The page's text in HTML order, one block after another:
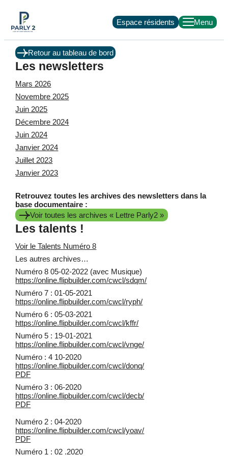
Espace résidents
Retour au tableau de bord
Les newsletters
Mars 2026
Novembre 2025
Juin 2025
Décembre 2024
Juin 2024
Janvier 2024
Juillet 2023
Janvier 2023
Retrouvez toutes les archives des newsletters dans la
base documentaire :
Voir toutes les archives « Lettre Parly2 »
Les talents !
Voir le Talents Numéro 8
Les autres archives…
Numéro 8 05-02-2022 (avec Musique)
https://online.flipbuilder.com/cwcl/sdqm/
Numéro 7 : 01-05-2021
https://online.flipbuilder.com/cwcl/ryph/
Numéro 6 : 05-03-2021
https://online.flipbuilder.com/cwcl/kffr/
Numéro 5 : 19-01-2021
https://online.flipbuilder.com/cwcl/vnge/
Numéro : 4 10-2020
https://online.flipbuilder.com/cwcl/donq/
PDF
Numéro 3 : 06-2020
https://online.flipbuilder.com/cwcl/decb/
PDF
Numéro 2 : 04-2020
https://online.flipbuilder.com/cwcl/yoav/
PDF
Numéro 1 : 02 .2020